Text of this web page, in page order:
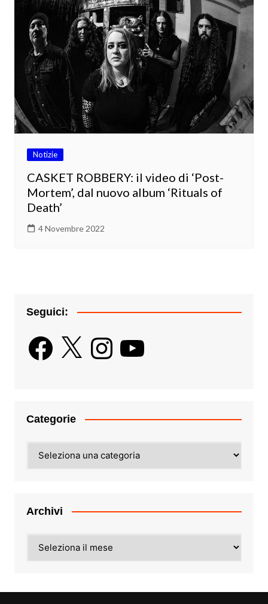
Notizie
CASKET ROBBERY: il video di ‘Post-
Mortem’, dal nuovo album ‘Rituals of
Death’
4 Novembre 2022
Seguici:
Facebook
X InstagramYouTube
Categorie
Archivi